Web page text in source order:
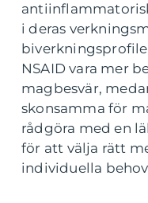
i deras
NSAID vara mer
magbesvär,
skonsamma för
rådgöra med en
för att välja rätt
individuella